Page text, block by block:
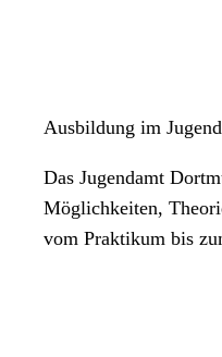
Ausbildung im
Das Jugendamt
Möglichkeiten,
vom Praktikum bis